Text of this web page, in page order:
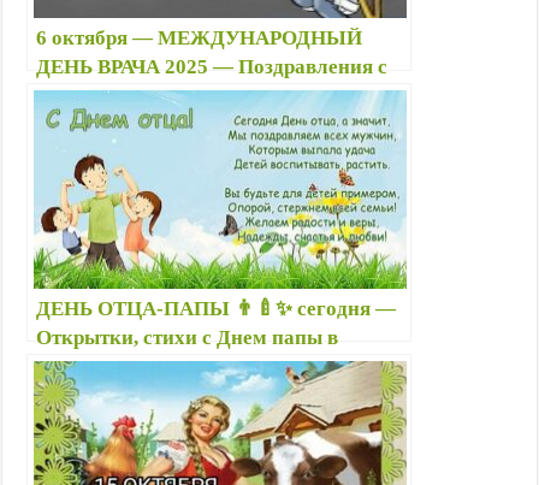
6 октября — МЕЖДУНАРОДНЫЙ
ДЕНЬ ВРАЧА 2025 — Поздравления с
Днём врача — Стихи про врачей
ДЕНЬ ОТЦА-ПАПЫ 👨‍🍼✨ сегодня —
Открытки, стихи с Днем папы в
картинках — С Днём отца гифы
красивые с поздравлениями